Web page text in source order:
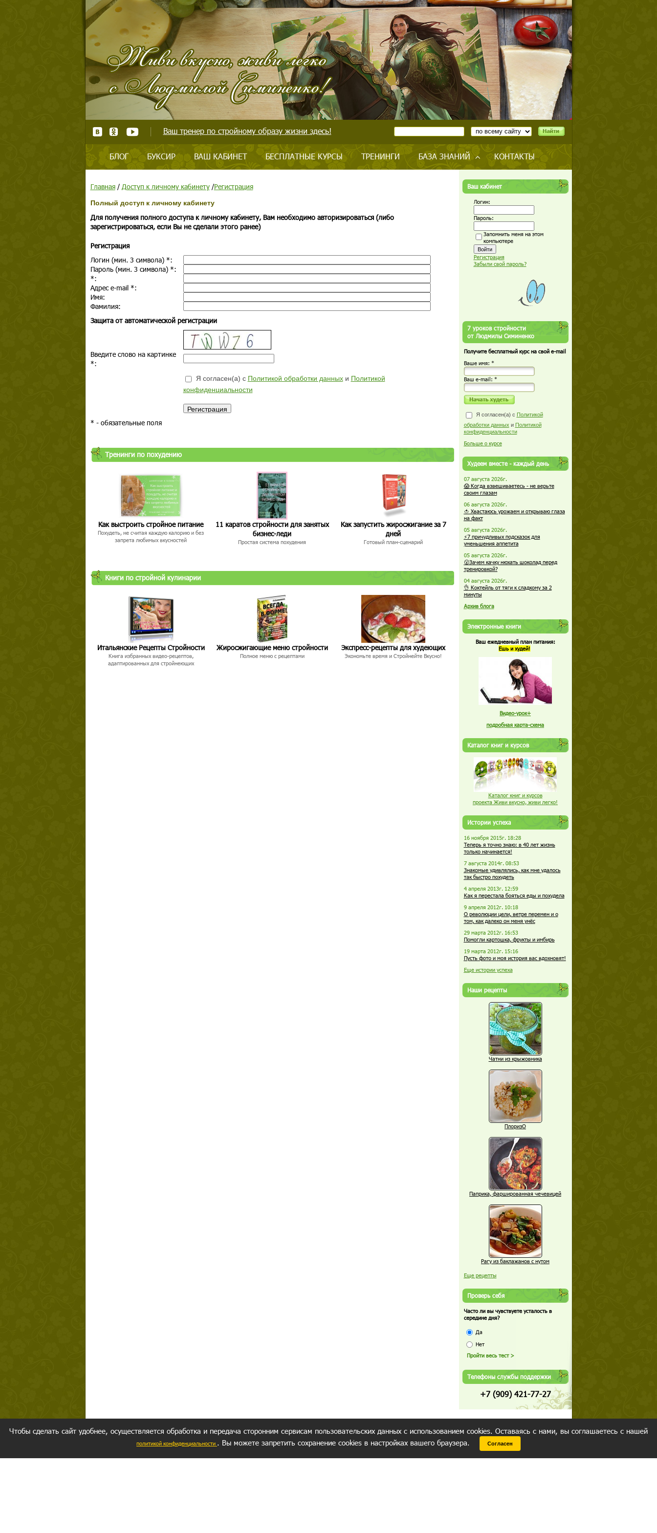
Ваш тренер по стройному образу жизни здесь!
БЛОГ БУКСИР ВАШ КАБИНЕТ БЕСПЛАТНЫЕ КУРСЫ ТРЕНИНГИ БАЗА ЗНАНИЙ КОНТАКТЫ
Главная/ Доступ к личному кабинету/Регистрация
Полный доступ к личному кабинету
Для получения полного доступа к личному кабинету, Вам необходимо авторизироваться (либо
зарегистрироваться, если Вы не сделали этого ранее)
Регистрация
Логин (мин. 3 символа) *:
Пароль (мин. 3 символа) *:
*:
Адрес e-mail *:
Имя:
Фамилия:
Защита от автоматической регистрации
Введите слово на картинке
*:
Я согласен(а) с Политикой обработки данныхи Политикой
конфиденциальности
* - обязательные поля
Тренинги по похудению
Как выстроить стройное питание
Похудеть, не считая каждую калорию и без
запрета любимых вкусностей
11 каратов стройности для занятых
бизнес-леди
Простая система похудения
Как запустить жиросжигание за 7
дней
Готовый план-сценарий
Книги по стройной кулинарии
Итальянские Рецепты Стройности
Книга избранных видео-рецептов,
адаптированных для стройнеющих
Жиросжигающие меню стройности
Полное меню с рецептами
Экспресс-рецепты для худеющих
Экономьте время и Стройнейте Вкусно!
Ваш кабинет
Логин:
Пароль:
Запомнить меня на этом
компьютере
Регистрация
Забыли свой пароль?
7 уроков стройности
от Людмилы Симиненко
Получите бесплатный курс на свой e-mail
Ваше имя: *
Ваш е-mail: *
Я согласен(а) с Политикой
обработки данных и Политикой
конфиденциальности
Больше о курсе
Худеем вместе - каждый день
07 августа 2026г.
😱 Когда взвешиваетесь - не верьте
своим глазам
06 августа 2026г.
🍅 Хвастаюсь урожаем и открываю глаза
на факт
05 августа 2026г.
⚡7 причудливых подсказок для
уменьшения аппетита
05 августа 2026г.
😮Зачем качку нюхать шоколад перед
тренировкой?
04 августа 2026г.
👌 Коктейль от тяги к сладкому за 2
минуты
Архив блога
Электронные книги
Ваш ежедневный план питания:
Ешь и худей!
Видео-урок+
подробная карта-схема
Каталог книг и курсов
Каталог книг и курсов
проекта Живи вкусно, живи легко!
Истории успеха
16 ноября 2015г. 18:28
Теперь я точно знаю: в 40 лет жизнь
только начинается!
7 августа 2014г. 08:53
Знакомые удивлялись, как мне удалось
так быстро похудеть
4 апреля 2013г. 12:59
Как я перестала бояться еды и похудела
9 апреля 2012г. 10:18
О революции цели, ветре перемен и о
том, как далеко он меня унёс
29 марта 2012г. 16:53
Помогли картошка, фрукты и имбирь
19 марта 2012г. 15:16
Пусть фото и моя история вас вдохновят!
Еще истории успеха
Наши рецепты
Чатни из крыжовника
ПлоризО
Паприка, фаршированная чечевицей
Рагу из баклажанов с нутом
Еще рецепты
Проверь себя
Часто ли вы чувствуете усталость в
середине дня?
Да
Нет
Телефоны службы поддержки
+7 (909) 421-77-27
Чтобы сделать сайт удобнее, осуществляется обработка и передача сторонним сервисам пользовательских данных с использованием cookies. Оставаясь с нами, вы соглашаетесь с нашей
политикой конфиденциальности . Вы можете запретить сохранение cookies в настройках вашего браузера. Согласен